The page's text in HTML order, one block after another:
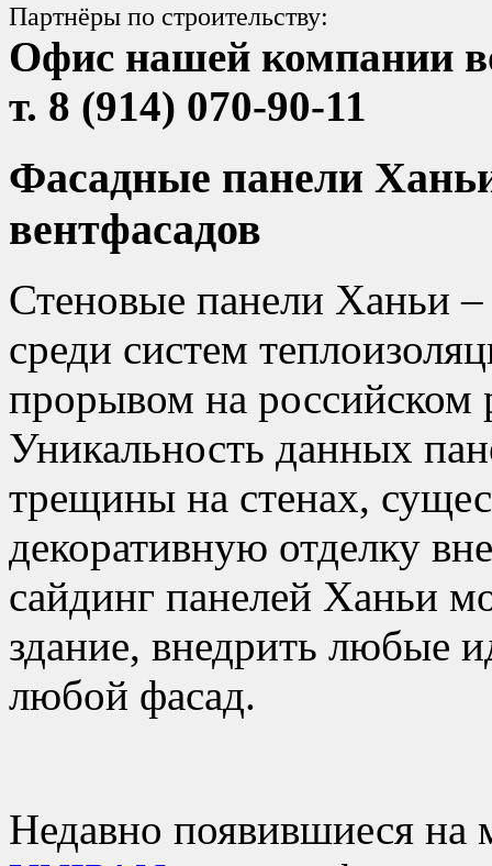
Партнёры по строительству:
Офис нашей компании
т. 8 (914) 070-90-11
Фасадные панели
вентфасадов
Стеновые панели Ханьи –
среди систем
прорывом на российском
Уникальность данных
трещины на стенах,
декоративную отделку
сайдинг панелей Ханьи
здание, внедрить любые
любой фасад.
Недавно появившиеся